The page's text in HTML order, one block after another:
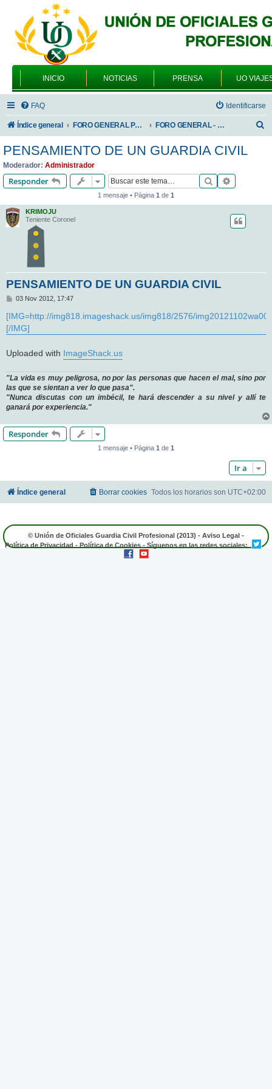
INICIO NOTICIAS PRENSA UO
FAQ Identificarse
Índice general FORO GENERAL PARA TODOS LOS USUARIOS FORO GENERAL - VARIEDADES
r
PENSAMIENTO DE UN GUARDIA CIVIL
Moderador: Administrador
Responder Buscar
1 mensaje • Página 1 de 1
KRIMOJU
Teniente Coronel
PENSAMIENTO DE UN GUARDIA CIVIL
M
n
s
a
j
03 Nov 2012, 17:47
[IMG=http://img818.imageshack.us/img818/2576/
[/IMG]
Uploaded with ImageShack.us
"La vida es muy peligrosa, no por las personas que hacen el mal, sino por
las que se sientan a ver lo que pasa".
"Nunca discutas con un imbécil, te hará descender a su nivel y allí te
ganará por experiencia."
Responder
1 mensaje • Página 1 de 1
Ir a
Índice general Todos los horarios son UTC+02:00
Borrar cookies
© Unión de Oficiales Guardia Civil Profesional (2013) - Aviso Legal -
Política de Privacidad - Política de Cookies - Síguenos en las redes sociales: